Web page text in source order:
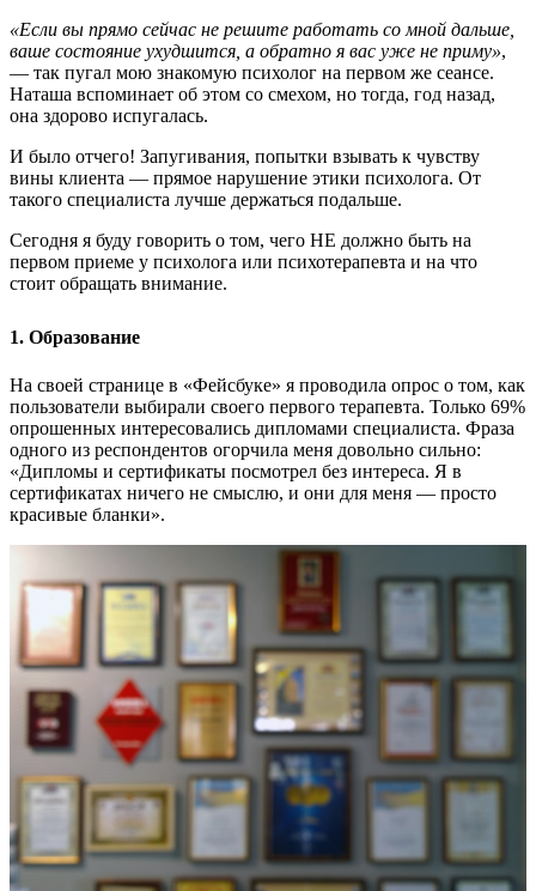
«Если вы прямо сейчас не решите работать со мной дальше,
ваше состояние ухудшится, а обратно я вас уже не приму»,
— так пугал мою знакомую психолог на первом же сеансе.
Наташа вспоминает об этом со смехом, но тогда, год назад,
она здорово испугалась.
И было отчего! Запугивания, попытки взывать к чувству
вины клиента — прямое нарушение этики психолога. От
такого специалиста лучше держаться подальше.
Сегодня я буду говорить о том, чего НЕ должно быть на
первом приеме у психолога или психотерапевта и на что
стоит обращать внимание.
1. Образование
На своей странице в «Фейсбуке» я проводила опрос о том, как
пользователи выбирали своего первого терапевта. Только 69%
опрошенных интересовались дипломами специалиста. Фраза
одного из респондентов огорчила меня довольно сильно:
«Дипломы и сертификаты посмотрел без интереса. Я в
сертификатах ничего не смыслю, и они для меня — просто
красивые бланки».